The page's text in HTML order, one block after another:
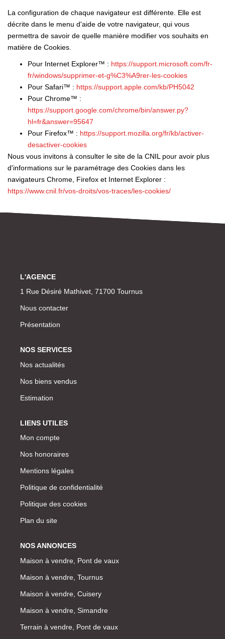
La configuration de chaque navigateur est différente. Elle est
décrite dans le menu d'aide de votre navigateur, qui vous
permettra de savoir de quelle manière modifier vos souhaits en
matière de Cookies.
Pour Internet Explorer™ : https://support.microsoft.com/fr-
fr/windows/supprimer-et-g%C3%A9rer-les-cookies
Pour Safari™ : https://support.apple.com/kb/PH5042
Pour Chrome™ :
https://support.google.com/chrome/bin/answer.py?
hl=fr&answer=95647
Pour Firefox™ : https://support.mozilla.org/fr/kb/activer-
desactiver-cookies
Nous vous invitons à consulter le site de la CNIL pour avoir plus
d'informations sur le paramétrage des Cookies dans les
navigateurs Chrome, Firefox et Internet Explorer :
https://www.cnil.fr/vos-droits/vos-traces/les-cookies/
L'AGENCE
1 Rue Désiré Mathivet, 71700 Tournus
Nous contacter
Présentation
NOS SERVICES
Nos actualités
Nos biens vendus
Estimation
LIENS UTILES
Mon compte
Nos honoraires
Mentions légales
Politique de confidentialité
Politique des cookies
Plan du site
NOS ANNONCES
Maison à vendre, Pont de vaux
Maison à vendre, Tournus
Maison à vendre, Cuisery
Maison à vendre, Simandre
Terrain à vendre, Pont de vaux